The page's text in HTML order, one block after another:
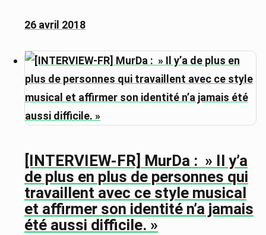
26 avril 2018
[INTERVIEW-FR] MurDa : » Il y’a
de plus en plus de personnes qui
travaillent avec ce style musical
et affirmer son identité n’a jamais
été aussi difficile. »